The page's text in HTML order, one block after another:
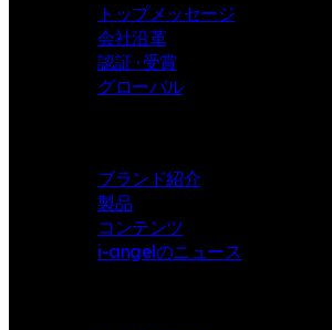
トップメッセージ
会社沿革
認証 · 受賞
グローバル
ブランド紹介
製品
コンテンツ
i-angelのニュース